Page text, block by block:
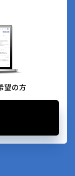
望の方